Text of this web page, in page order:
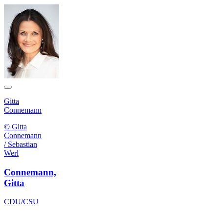
Gitta
Connemann
© Gitta
Connemann
/ Sebastian
Werl
Connemann,
Gitta
CDU/CSU